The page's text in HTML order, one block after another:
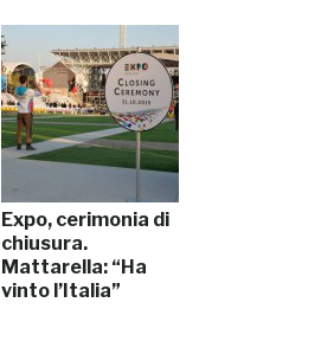
Expo, cerimonia di
chiusura.
Mattarella: “Ha
vinto l’Italia”